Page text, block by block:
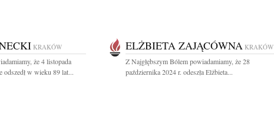
KRAKÓW
że 4 listopada
w wieku 89 lat...
ELŻBIETA ZAJĄCÓWNA KRAKÓW
Z Najgłębszym Bólem powiadamiamy, że 28
października 2024 r. odeszła Elżbieta...